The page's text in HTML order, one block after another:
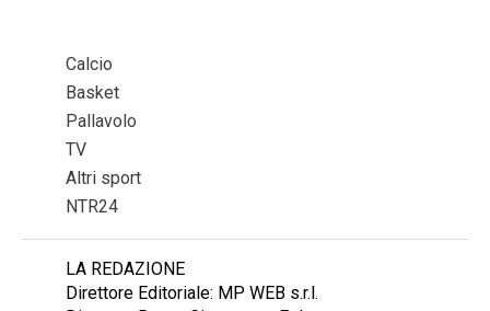
Calcio
Basket
Pallavolo
TV
Altri sport
NTR24
LA REDAZIONE
Direttore Editoriale: MP WEB s.r.l.